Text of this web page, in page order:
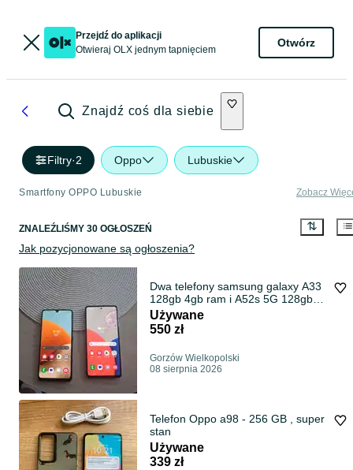
Przejdź do aplikacji
Otwieraj OLX jednym tapnięciem
Otwórz
Znajdź coś dla siebie
Filtry·2 Oppo Lubuskie
Smartfony OPPO Lubuskie Zobacz
ZNALEŹLIŚMY 30 OGŁOSZEŃ
Jak pozycjonowane są ogłoszenia?
Dwa telefony samsung galaxy A33
128gb 4gb ram i A52s 5G 128gb
6gb ram dual sim
Używane
550 zł
Gorzów Wielkopolski
08 sierpnia 2026
Telefon Oppo a98 - 256 GB , super
stan
Używane
339 zł